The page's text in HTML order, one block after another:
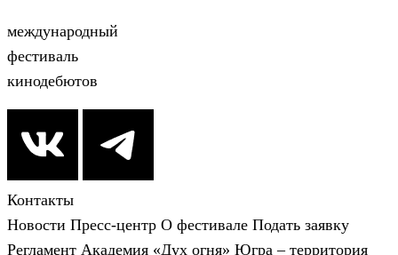
международный
фестиваль
кинодебютов
Контакты
Новости Пресс-центр О фестивале Подать заявку
Регламент Академия «Дух огня» Югра – территория